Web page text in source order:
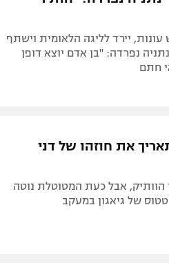
יירד לליגה הלאומית וישתף
נפרדה: "בן אדם יוצא דופן
חתם
את חוזהו של דני
אבל כעת המטוטלת נוטה
של גיאגון במעקב